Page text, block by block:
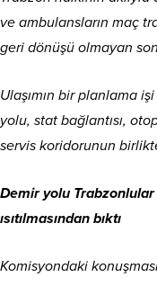
ve ambulansların maç
geri dönüşü olmayan
Ulaşımın bir planlama
yolu, stat bağlantısı,
servis koridorunun
Demir yolu
ısıtılmasından bıktı
Komisyondaki